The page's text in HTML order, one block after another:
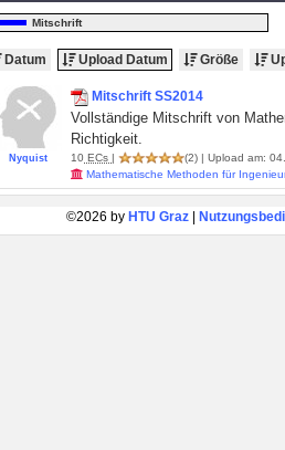
Mitschrift
Datum Upload Datum Größe
Nyquist
Mitschrift SS2014
Vollständige Mitschrift von
Richtigkeit.
10 ECs | (2) | Upload am:
Mathematische Methoden für
©2026 by HTU Graz|